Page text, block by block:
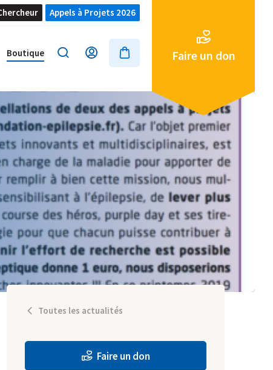
Appels à Projets 2026
Boutique Faire un don
Toutes les actualités
Faire un don